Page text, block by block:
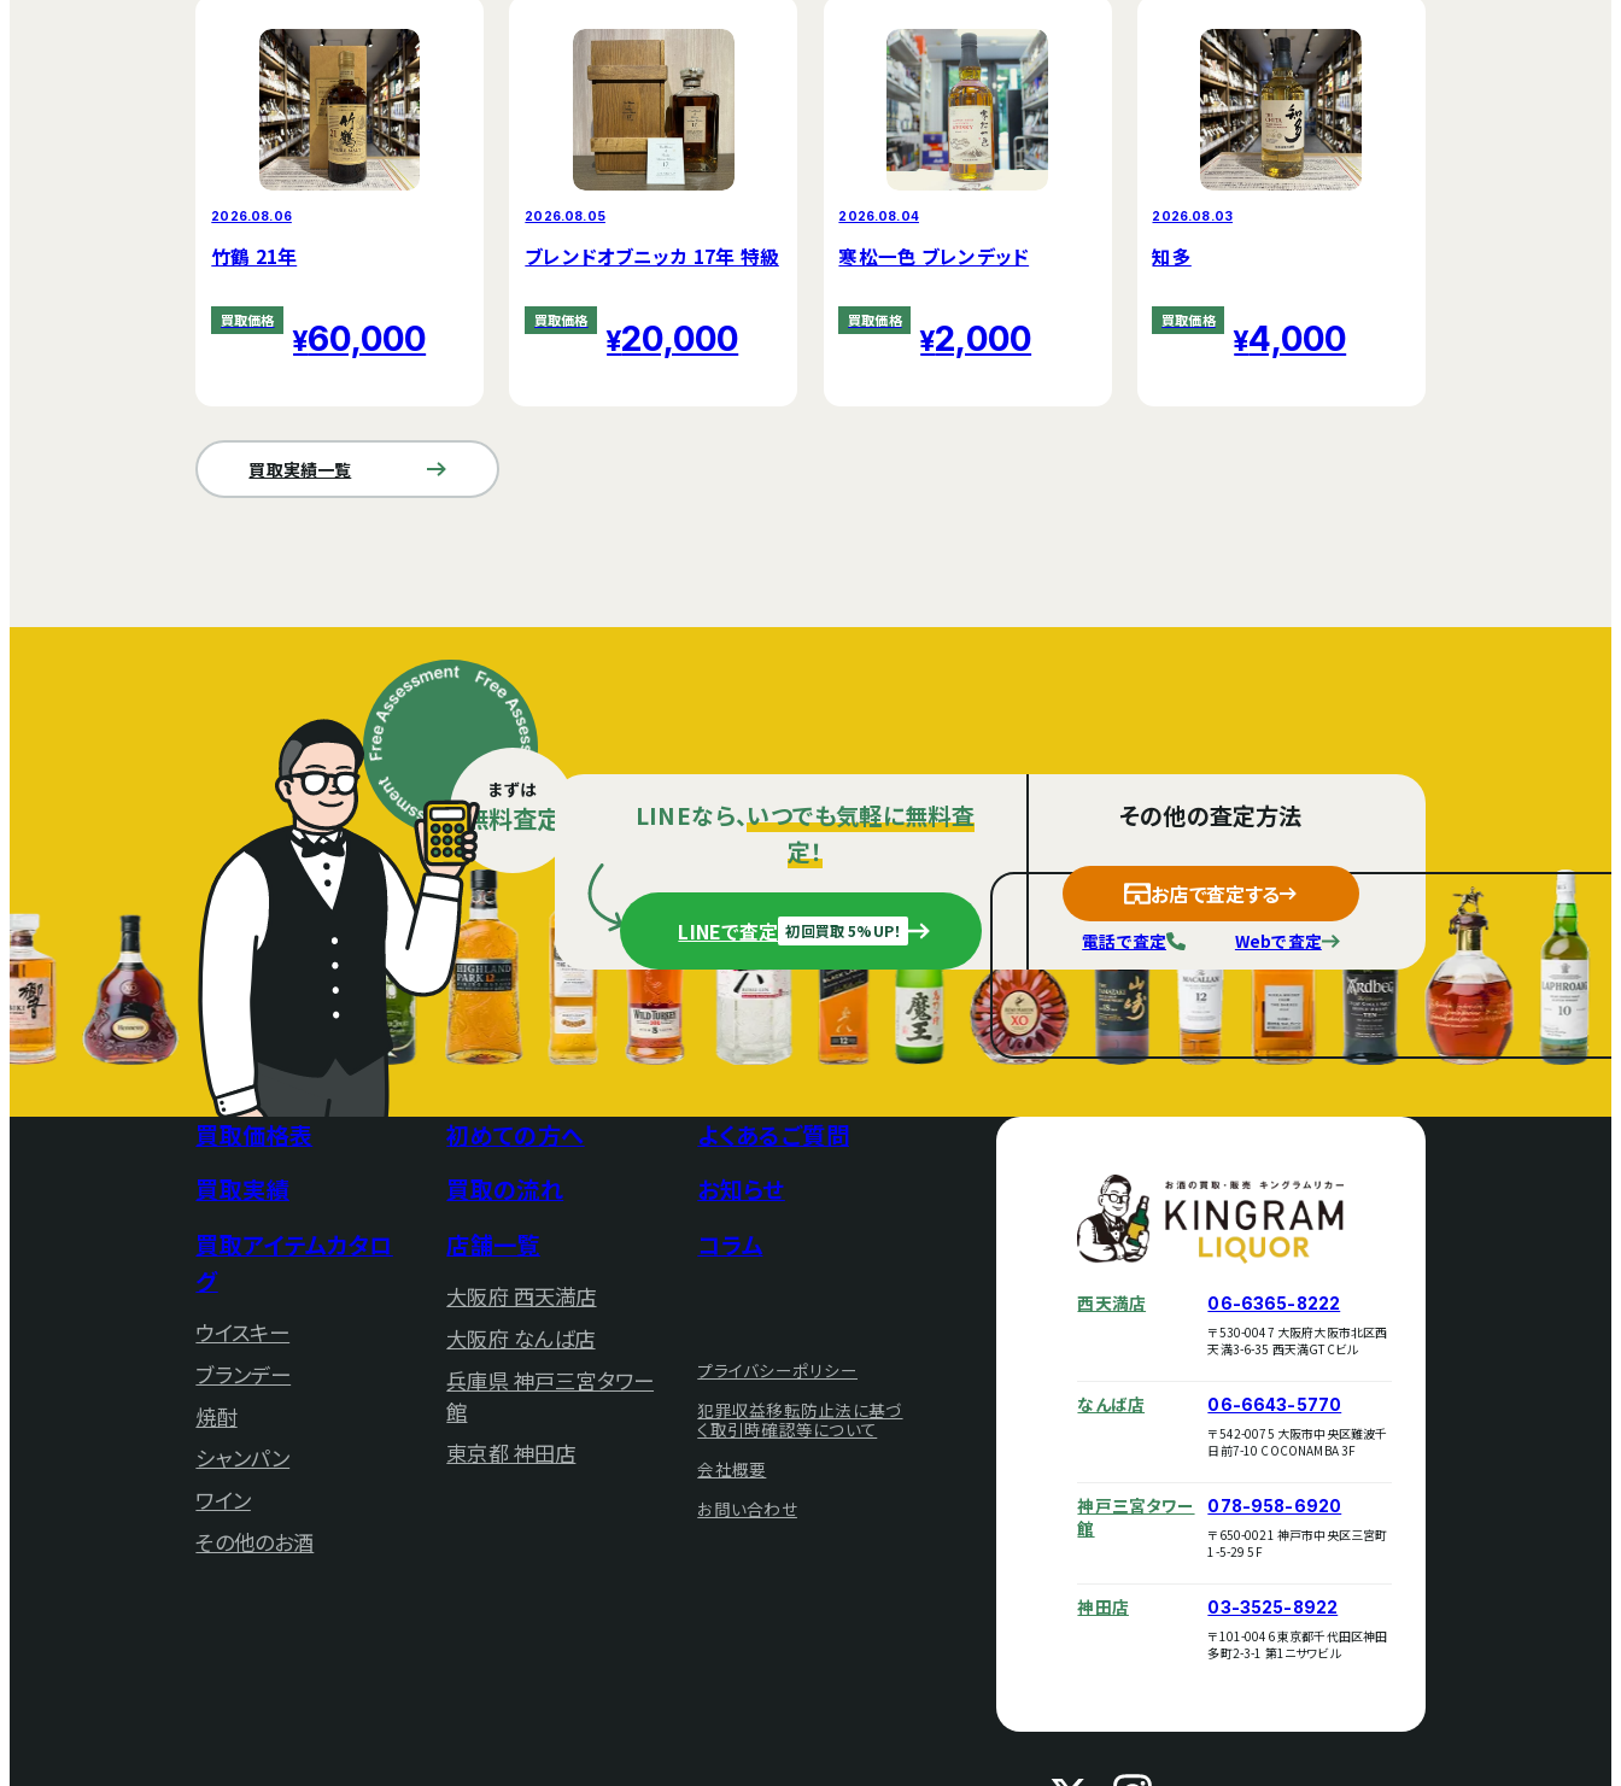
2026.08.06
竹鶴 21年
買取価格 60,000
2026.08.05
ブレンドオブニッカ 17年 特級
買取価格 20,000
2026.08.04
寒松一色 ブレンデッド
買取価格 2,000
2026.08.03
知多
買取価格 4,000
買取実績一覧
まずは
無料査定 LINEなら、いつでも気軽に無料査
定！
LINEで査定 初回買取 5%UP！
その他の査定方法
お店で査定する
Webで査定
電話で査定
買取価格表
買取実績
買取アイテムカタロ
グ
ウイスキー
ブランデー
焼酎
シャンパン
ワイン
その他のお酒
初めての方へ
買取の流れ
店舗一覧
大阪府 西天満店
大阪府 なんば店
兵庫県 神戸三宮タワー
館
東京都 神田店
よくあるご質問
お知らせ
コラム
プライバシーポリシー
犯罪収益移転防止法に基づ
く取引時確認等について
会社概要
お問い合わせ
西天満店 06-6365-8222
〒530-0047 大阪府大阪市北区西
天満3-6-35 西天満GTCビル
なんば店 06-6643-5770
〒542-0075 大阪市中央区難波千
日前7-10 COCONAMBA 3F
神戸三宮タワー
館
078-958-6920
〒650-0021 神戸市中央区三宮町
1-5-29 5F
神田店 03-3525-8922
〒101-0046 東京都千代田区神田
多町2-3-1 第1ニサワビル